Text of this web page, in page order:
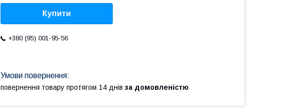
Купити
+380 (95) 001-95-56
повернення товару протягом 14 днів за домовленістю